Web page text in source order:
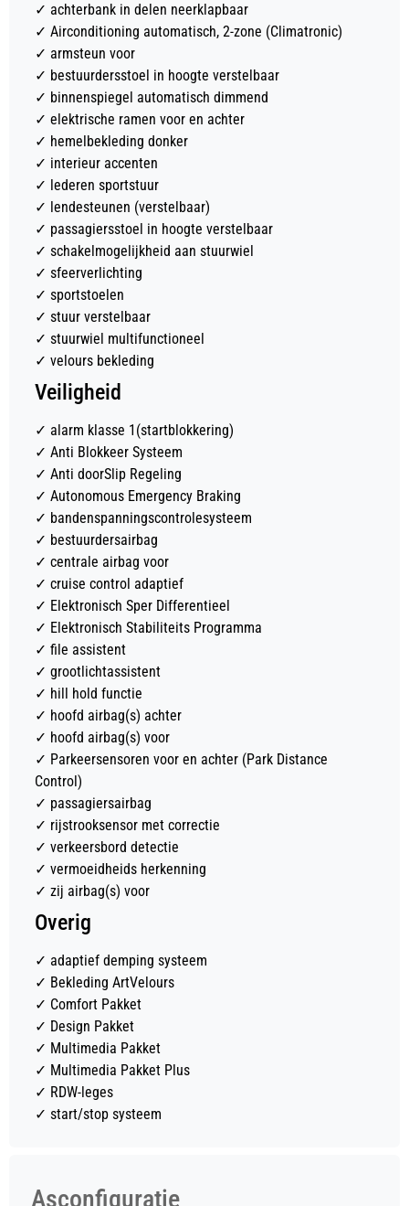
✓ achterbank in delen neerklapbaar
✓ Airconditioning automatisch, 2-zone (Climatronic)
✓ armsteun voor
✓ bestuurdersstoel in hoogte verstelbaar
✓ binnenspiegel automatisch dimmend
✓ elektrische ramen voor en achter
✓ hemelbekleding donker
✓ interieur accenten
✓ lederen sportstuur
✓ lendesteunen (verstelbaar)
✓ passagiersstoel in hoogte verstelbaar
✓ schakelmogelijkheid aan stuurwiel
✓ sfeerverlichting
✓ sportstoelen
✓ stuur verstelbaar
✓ stuurwiel multifunctioneel
✓ velours bekleding
Veiligheid
✓ alarm klasse 1(startblokkering)
✓ Anti Blokkeer Systeem
✓ Anti doorSlip Regeling
✓ Autonomous Emergency Braking
✓ bandenspanningscontrolesysteem
✓ bestuurdersairbag
✓ centrale airbag voor
✓ cruise control adaptief
✓ Elektronisch Sper Differentieel
✓ Elektronisch Stabiliteits Programma
✓ file assistent
✓ grootlichtassistent
✓ hill hold functie
✓ hoofd airbag(s) achter
✓ hoofd airbag(s) voor
✓ Parkeersensoren voor en achter (Park Distance
Control)
✓ passagiersairbag
✓ rijstrooksensor met correctie
✓ verkeersbord detectie
✓ vermoeidheids herkenning
✓ zij airbag(s) voor
Overig
✓ adaptief demping systeem
✓ Bekleding ArtVelours
✓ Comfort Pakket
✓ Design Pakket
✓ Multimedia Pakket
✓ Multimedia Pakket Plus
✓ RDW-leges
✓ start/stop systeem
Asconfiguratie